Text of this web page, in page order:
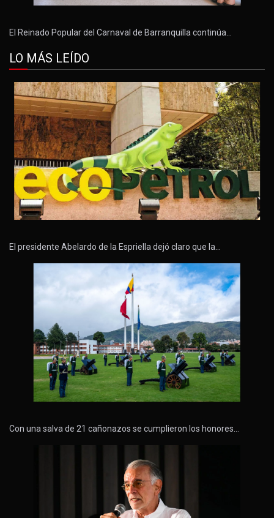
El Reinado Popular del Carnaval de Barranquilla continúa…
LO MÁS LEÍDO
El presidente Abelardo de la Espriella dejó claro que la…
Con una salva de 21 cañonazos se cumplieron los honores…